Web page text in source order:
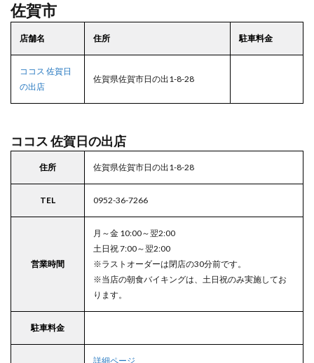
佐賀市
店舗名 住所 駐車料金
ココス 佐賀日
の出店
佐賀県佐賀市日の出1-8-28
ココス 佐賀日の出店
住所 佐賀県佐賀市日の出1-8-28
TEL 0952-36-7266
営業時間
月～金 10:00～翌2:00
土日祝 7:00～翌2:00
※ラストオーダーは閉店の30分前です。
※当店の朝食バイキングは、土日祝のみ実施してお
ります。
駐車料金
詳細ページ